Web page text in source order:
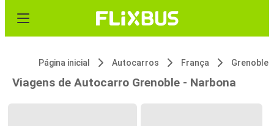
Página inicial Autocarros França Grenoble
Viagens de Autocarro Grenoble - Narbona